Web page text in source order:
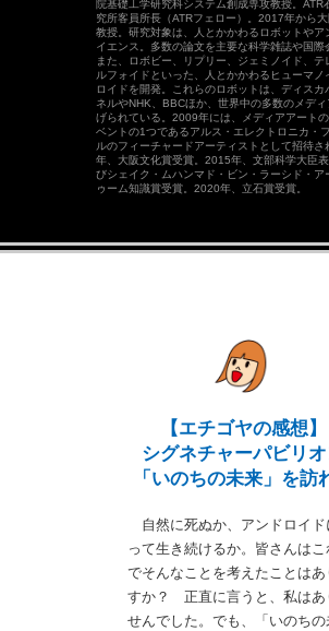
院基礎工学研究科システム創成専攻教授。ATR
究所客員所長（ATRフェロー）。2017年から
教授。研究対象は、人とかかわるロボットやア
イエンス。多数の論文を主要な科学雑誌や国際
また、ロボビー、リプリー、ジェミノイド、テ
ルフォイドといった、人とかかわるヒューマノ
ロイドを開発。これらのロボットは、ディスカ
ネルやNHK、BBCほか、世界中の多数のメディ
げられている。2009年には、メディアアート
ベントの1つであるアルス・エレクトロニカ・
ルのフィーチャードアーティストとして招待さ
年、大阪文化賞受賞。2015年、文部科学大臣
びシェイク・ムハンマド・ビン・ラーシド・ア
ゥーム知識賞受賞。2020年、立石賞受賞。
【エチゴヤの感想】
シグネチャーパビリ
「いのちの未来」を訪
自然に死ぬか、アンドロイド
って生き続けるか。皆さんはこ
でそんなことを考えたことはあ
すか？ 正直に言うと、私はあ
せんでした。でも、「いのちの